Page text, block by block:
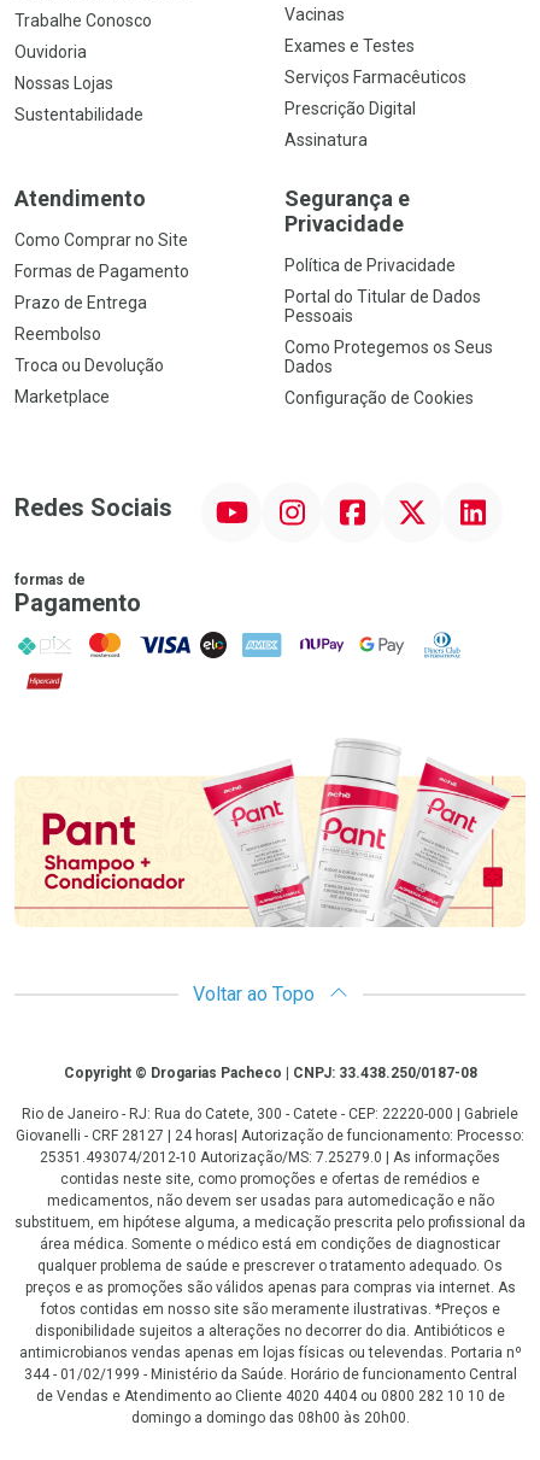
Trabalhe Conosco
Ouvidoria
Nossas Lojas
Sustentabilidade
Vacinas
Exames e Testes
Serviços Farmacêuticos
Prescrição Digital
Assinatura
Atendimento
Como Comprar no Site
Formas de Pagamento
Prazo de Entrega
Reembolso
Troca ou Devolução
Marketplace
Segurança e
Privacidade
Política de Privacidade
Portal do Titular de Dados
Pessoais
Como Protegemos os Seus
Dados
Configuração de Cookies
Redes Sociais InstagramFacebook Linkedin
formas de
Pagamento
PIX MasterCard
VISA ELO AMEX NuPay Google PayDiners Club
Hipercard
Promoção em Destaque
Voltar ao Topo
CopyrightCopyright © Drogarias Pacheco | CNPJ: 33.438.250/0187-08
Rio de Janeiro - RJ: Rua do Catete, 300 - Catete - CEP: 22220-000 | Gabriele
Giovanelli - CRF 28127 | 24 horas| Autorização de funcionamento: Processo:
25351.493074/2012-10 Autorização/MS: 7.25279.0 | As informações
contidas neste site, como promoções e ofertas de remédios e
medicamentos, não devem ser usadas para automedicação e não
substituem, em hipótese alguma, a medicação prescrita pelo profissional da
área médica. Somente o médico está em condições de diagnosticar
qualquer problema de saúde e prescrever o tratamento adequado. Os
preços e as promoções são válidos apenas para compras via internet. As
fotos contidas em nosso site são meramente ilustrativas. *Preços e
disponibilidade sujeitos a alterações no decorrer do dia. Antibióticos e
antimicrobianos vendas apenas em lojas físicas ou televendas. Portaria nº
344 - 01/02/1999 - Ministério da Saúde. Horário de funcionamento Central
de Vendas e Atendimento ao Cliente 4020 4404 ou 0800 282 10 10 de
domingo a domingo das 08h00 às 20h00.